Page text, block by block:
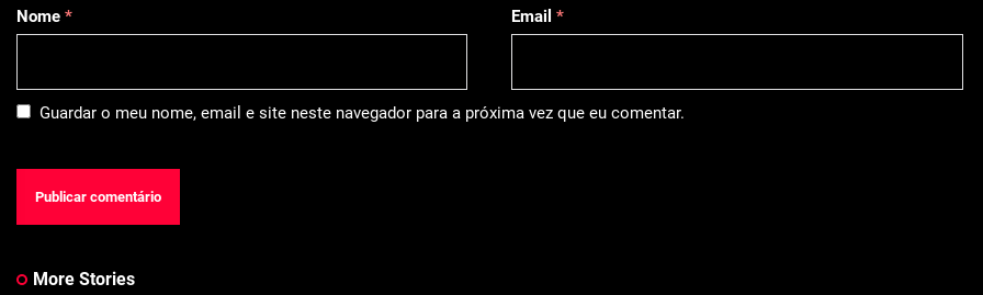
Nome * Email*
Guardar o meu nome, email e site neste navegador para a próxima vez que eu comentar.
More Stories